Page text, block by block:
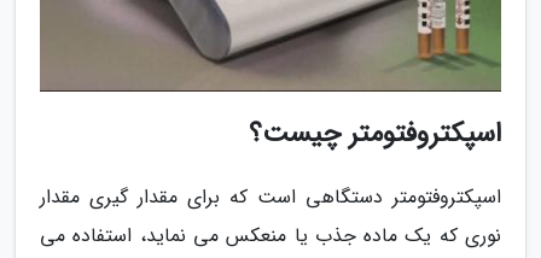
اسپکتروفتومتر چیست؟
اسپکتروفتومتر دستگاهی است که برای مقدار گیری مقدار
نوری که یک ماده جذب یا منعکس می نماید، استفاده می